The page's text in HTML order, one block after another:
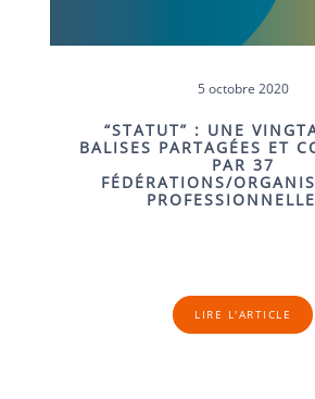
5 octobre 2020
“STATUT” : UNE
BALISES PARTAGÉES ET
PAR 37
FÉDÉRATIONS/
LIRE L'ARTICLE